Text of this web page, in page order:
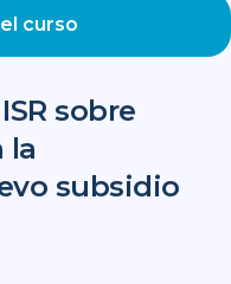
curso
sobre
la
subsidio